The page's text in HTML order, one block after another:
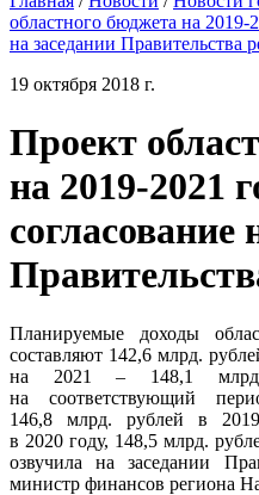
областного бюджета на 2019-
на заседании Правительства
19 октября 2018 г.
Проект
на 2019-2021
согласование
Планируемые доходы
составляют 142,6 млрд.
на 2021 – 148,1 млрд.
на соответствующий
146,8 млрд. рублей в
в 2020 году, 148,5 млрд.
озвучила на заседании
министр финансов региона